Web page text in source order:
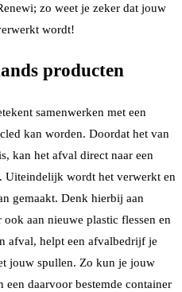
zo weet je zeker dat jouw
wordt!
producten
samenwerken met een
kan worden. Doordat het van
kan het afval direct naar een
Uiteindelijk wordt het verwerkt en
gemaakt. Denk hierbij aan
aan nieuwe plastic flessen en
afval, helpt een afvalbedrijf je
jouw spullen. Zo kun je jouw
daarvoor bestemde container